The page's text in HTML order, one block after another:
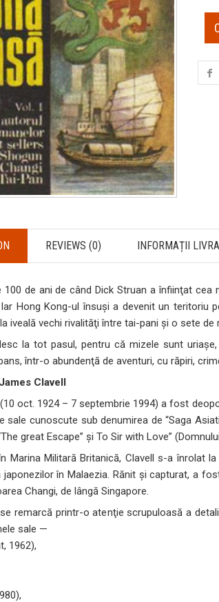
REVIEWS (0) INFORMAȚII
de ani de când Dick Struan a înfiinţat
Hong Kong-ul însuşi a devenit un teritoriu
iveală vechi rivalităţi între tai-pani şi o sete
la tot pasul, pentru că mizele sunt
într-o abundenţă de aventuri, cu răpiri,
Clavell
(10 oct. 1924 – 7 septembrie 1994) a fost
sale cunoscute sub denumirea de “Saga
great Escape” şi To Sir with Love”
Marina Militară Britanică, Clavell s-a înrolat
în Malaezia. Rănit şi capturat, a
Changi, de lângă Singapore.
remarcă printr-o atenţie scrupuloasă a
sale —
1962),